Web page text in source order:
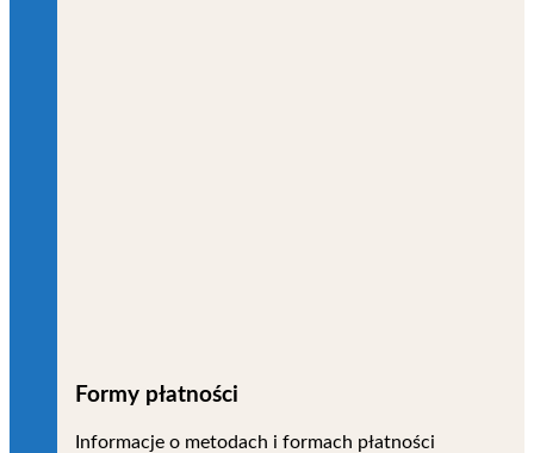
Formy płatności
Informacje o metodach i formach płatności